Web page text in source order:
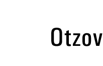
содержимому